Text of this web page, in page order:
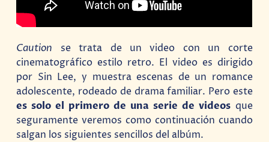
Caution se trata de un video con un corte
cinematográfico estilo retro. El video es dirigido
por Sin Lee, y muestra escenas de un romance
adolescente, rodeado de drama familiar. Pero este
es solo el primero de una serie de videosque
seguramente veremos como continuación cuando
salgan los siguientes sencillos del albúm.